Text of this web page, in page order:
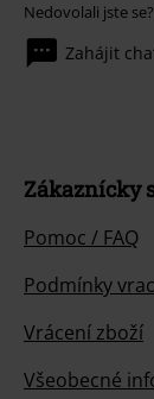
Nedovolali jste
Zahájit
Zákaznícky
Pomoc / FAQ
Podmínky
Vrácení zboží
Všeobecné